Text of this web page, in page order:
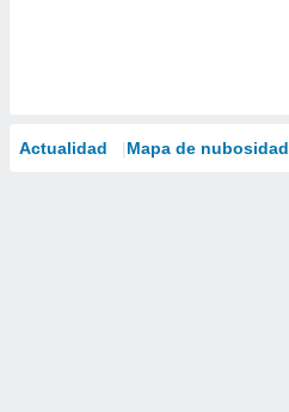
Actualidad Mapa de nubosidad